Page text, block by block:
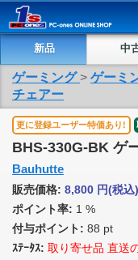
新品 中
ゲーミング > ゲーミ
チェアー
更に登録ユーザー特価あり!
BHS-330G-BK ゲ
Bauhutte
販売価格: 8,800 円(税込)
ポイント率: 1 %
付与ポイント: 88 pt
ｽﾃｰﾀｽ: 取り寄せ品 直送